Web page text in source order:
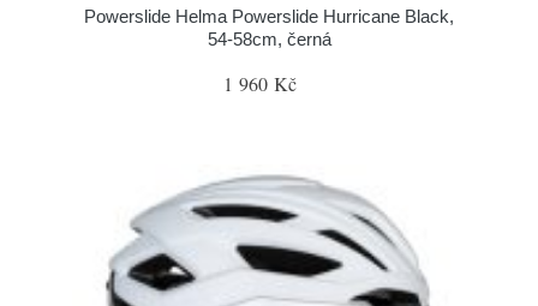
Powerslide Helma Powerslide Hurricane Black,
54-58cm, černá
1 960 Kč